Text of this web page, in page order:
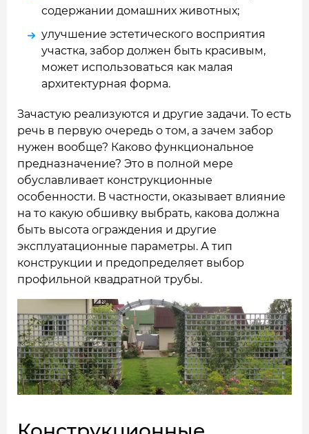
содержании домашних животных;
улучшение эстетического восприятия
участка, забор должен быть красивым,
может использоваться как малая
архитектурная форма.
Зачастую реализуются и другие задачи. То есть
речь в первую очередь о том, а зачем забор
нужен вообще? Каково функциональное
предназначение? Это в полной мере
обуславливает конструкционные
особенности. В частности, оказывает влияние
на то какую обшивку выбрать, какова должна
быть высота ограждения и другие
эксплуатационные параметры. А тип
конструкции и предопределяет выбор
профильной квадратной трубы.